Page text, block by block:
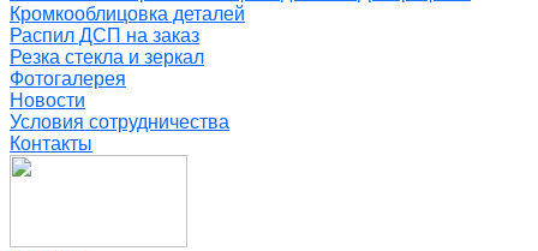
Кромкооблицовка деталей
Распил ДСП на заказ
Резка стекла и зеркал
Фотогалерея
Новости
Условия сотрудничества
Контакты